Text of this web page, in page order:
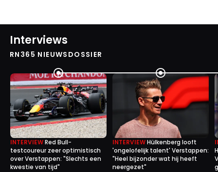
Interviews
RN365 NIEUWSDOSSIER
INTERVIEWRed Bull-
testcoureur zeer optimistisch
over Verstappen: "Slechts een
kwestie van tijd"
INTERVIEWHülkenberg looft
'ongelofelijk talent' Verstappen:
"Heel bijzonder wat hij heeft
neergezet"